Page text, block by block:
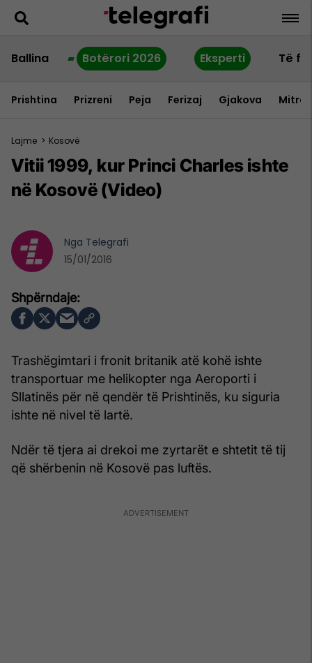
Ballina Botërori 2026 Eksperti Të
Prishtina Prizreni Peja Ferizaj Gjakova
Lajme > Kosovë
Vitii 1999, kur Princi Charles ishte
në Kosovë (Video)
Trashëgimtari i fronit britanik atë kohë ishte
transportuar me helikopter nga Aeroporti i
Sllatinës për në qendër të Prishtinës, ku siguria
ishte në nivel të lartë.
Ndër të tjera ai drekoi me zyrtarët e shtetit të tij
që shërbenin në Kosovë pas luftës.
Nga Telegrafi
15/01/2016